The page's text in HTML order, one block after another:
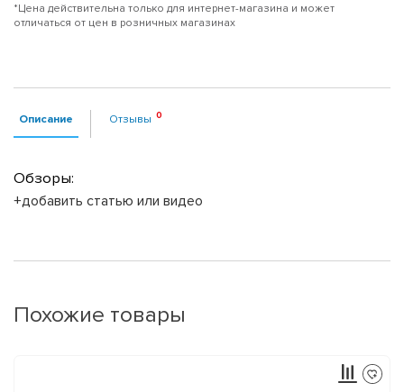
*Цена действительна только для интернет-магазина и может
отличаться от цен в розничных магазинах
Описание Отзывы
Обзоры:
+добавить статью или видео
Похожие товары